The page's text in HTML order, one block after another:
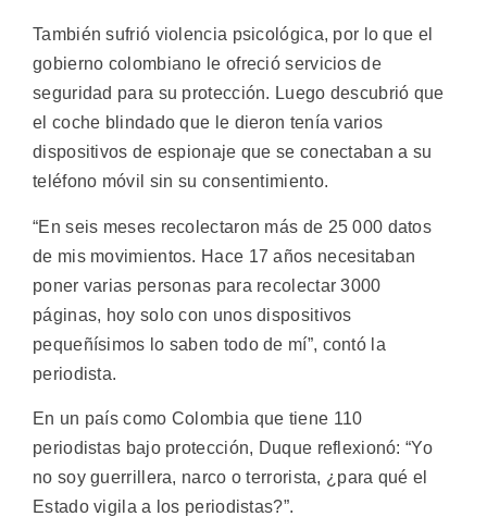
También sufrió violencia psicológica, por lo que el
gobierno colombiano le ofreció servicios de
seguridad para su protección. Luego descubrió que
el coche blindado que le dieron tenía varios
dispositivos de espionaje que se conectaban a su
teléfono móvil sin su consentimiento.
“En seis meses recolectaron más de 25 000 datos
de mis movimientos. Hace 17 años necesitaban
poner varias personas para recolectar 3000
páginas, hoy solo con unos dispositivos
pequeñísimos lo saben todo de mí”, contó la
periodista.
En un país como Colombia que tiene 110
periodistas bajo protección, Duque reflexionó: “Yo
no soy guerrillera, narco o terrorista, ¿para qué el
Estado vigila a los periodistas?”.